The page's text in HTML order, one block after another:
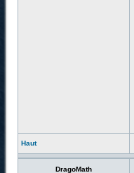
Haut
DragoMath